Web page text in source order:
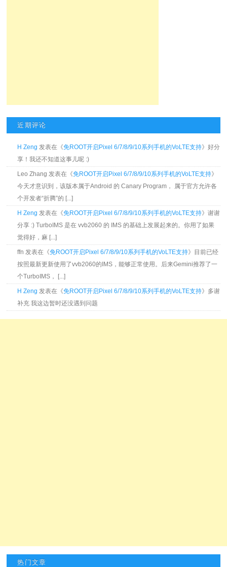
近期评论
H Zeng 发表在《免ROOT开启Pixel 6/7/8/9/10系列手机的VoLTE支持》好分
享！我还不知道这事儿呢 :)
Leo Zhang 发表在《免ROOT开启Pixel 6/7/8/9/10系列手机的VoLTE支持》
今天才意识到，该版本属于Android 的 Canary Program， 属于官方允许各
个开发者“折腾”的 [...]
H Zeng 发表在《免ROOT开启Pixel 6/7/8/9/10系列手机的VoLTE支持》谢谢
分享 :) TurboIMS 是在 vvb2060 的 IMS 的基础上发展起来的。你用了如果
觉得好，麻 [...]
ffn 发表在《免ROOT开启Pixel 6/7/8/9/10系列手机的VoLTE支持》目前已经
按照最新更新使用了vvb2060的IMS，能够正常使用。后来Gemini推荐了一
个TurboIMS， [...]
H Zeng 发表在《免ROOT开启Pixel 6/7/8/9/10系列手机的VoLTE支持》多谢
补充 我这边暂时还没遇到问题
热门文章